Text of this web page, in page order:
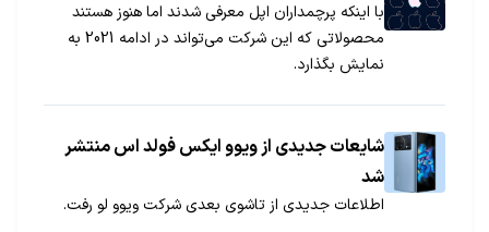
با اینکه پرچمداران اپل معرفی شدند اما هنوز هستند
محصولاتی که این شرکت می‌تواند در ادامه 2021 به
نمایش بگذارد.
شایعات جدیدی از ویوو ایکس فولد اس منتشر
شد
اطلاعات جدیدی از تاشوی بعدی شرکت ویوو لو رفت.